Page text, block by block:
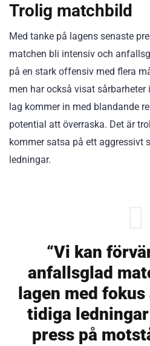
Trolig matchbild
Med tanke på lagens senaste
matchen bli intensiv och
på en stark offensiv med flera
men har också visat sårbarheter
lag kommer in med blandande
potential att överraska. Det är
kommer satsa på ett aggressivt
ledningar.
“Vi kan
anfallsglad
lagen med
tidiga
press på